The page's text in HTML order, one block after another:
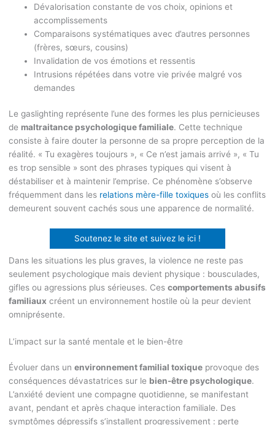
Dévalorisation constante de vos choix, opinions et
accomplissements
Comparaisons systématiques avec d’autres personnes
(frères, sœurs, cousins)
Invalidation de vos émotions et ressentis
Intrusions répétées dans votre vie privée malgré vos
demandes
Le gaslighting représente l’une des formes les plus pernicieuses
de maltraitance psychologique familiale. Cette technique
consiste à faire douter la personne de sa propre perception de la
réalité. « Tu exagères toujours », « Ce n’est jamais arrivé », « Tu
es trop sensible » sont des phrases typiques qui visent à
déstabiliser et à maintenir l’emprise. Ce phénomène s’observe
fréquemment dans les relations mère-fille toxiquesoù les conflits
demeurent souvent cachés sous une apparence de normalité.
Soutenez le site et suivez le ici !
Dans les situations les plus graves, la violence ne reste pas
seulement psychologique mais devient physique : bousculades,
gifles ou agressions plus sérieuses. Ces comportements abusifs
familiauxcréent un environnement hostile où la peur devient
omniprésente.
L’impact sur la santé mentale et le bien-être
Évoluer dans un environnement familial toxiqueprovoque des
conséquences dévastatrices sur le bien-être psychologique.
L’anxiété devient une compagne quotidienne, se manifestant
avant, pendant et après chaque interaction familiale. Des
symptômes dépressifs s’installent progressivement : perte